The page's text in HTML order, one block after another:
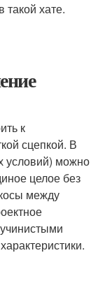
такой хате.
к
сцепкой. В
условий) можно
целое без
между